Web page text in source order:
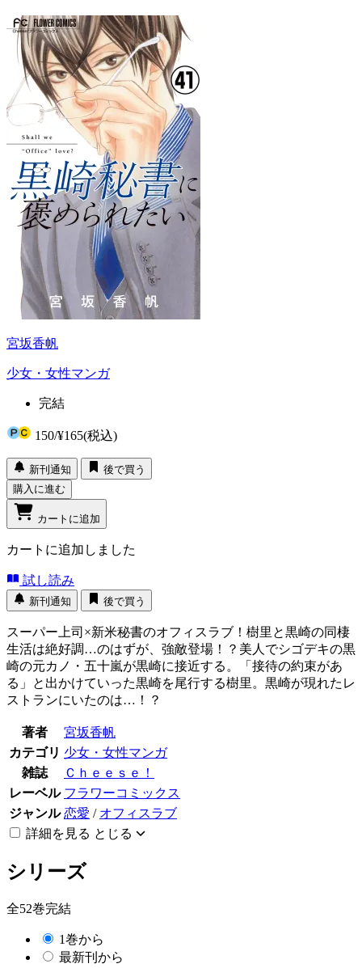
宮坂香帆
少女・女性マンガ
完結
150/¥165(税込)
新刊通知
後で買う
購入に進む
カートに追加
カートに追加しました
試し読み
新刊通知 後で買う
スーパー上司×新米秘書のオフィスラブ！樹里と黒崎の同棲
生活は絶好調…のはずが、強敵登場！？美人でシゴデキの黒
崎の元カノ・五十嵐が黒崎に接近する。「接待の約束があ
る」と出かけていった黒崎を尾行する樹里。黒崎が現れたレ
ストランにいたのは…！？
著者
宮坂香帆
カテゴリ 少女・女性マンガ
雑誌
Ｃｈｅｅｓｅ！
レーベル フラワーコミックス
ジャンル 恋愛 / オフィスラブ
詳細を見る とじる
シリーズ
全52巻完結
1巻から
最新刊から